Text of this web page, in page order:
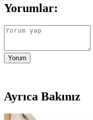
Yorumlar:
Yorum
Ayrıca Bakınız